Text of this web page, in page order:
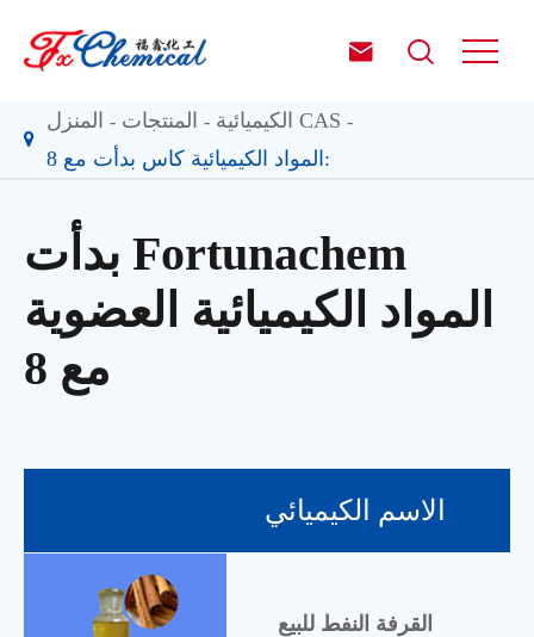
 
المنزل المنتجات
الكيميائية CAS
المواد الكيميائية كاس بدأت مع 8:
بدأت Fortunachem
المواد الكيميائية العضوية
مع 8
الاسم الكيميائي
القرفة النفط للبيع